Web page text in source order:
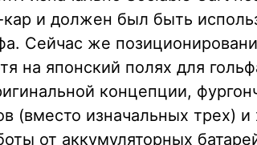
и должен был быть
Сейчас же
на японский полях для
концепции,
(вместо изначальных трех)
от аккумуляторных